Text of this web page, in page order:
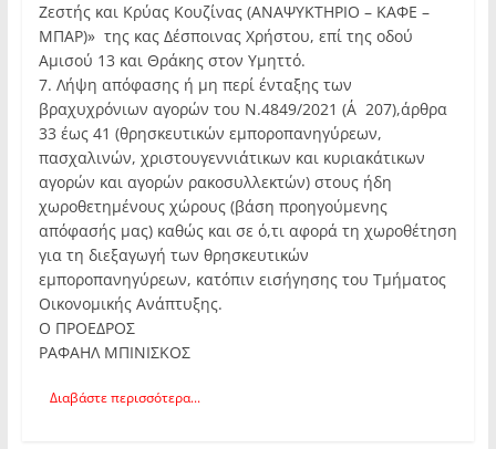
Ζεστής και Κρύας Κουζίνας (ΑΝΑΨΥΚΤΗΡΙΟ – ΚΑΦΕ –
ΜΠΑΡ)» της κας Δέσποινας Χρήστου, επί της οδού
Αμισού 13 και Θράκης στον Υμηττό.
7. Λήψη απόφασης ή μη περί ένταξης των
βραχυχρόνιων αγορών του Ν.4849/2021 (Α΄207),άρθρα
33 έως 41 (θρησκευτικών εμποροπανηγύρεων,
πασχαλινών, χριστουγεννιάτικων και κυριακάτικων
αγορών και αγορών ρακοσυλλεκτών) στους ήδη
χωροθετημένους χώρους (βάση προηγούμενης
απόφασής μας) καθώς και σε ό,τι αφορά τη χωροθέτηση
για τη διεξαγωγή των θρησκευτικών
εμποροπανηγύρεων, κατόπιν εισήγησης του Τμήματος
Οικονομικής Ανάπτυξης.
Ο ΠΡΟΕΔΡΟΣ
ΡΑΦΑΗΛ ΜΠΙΝΙΣΚΟΣ
Διαβάστε περισσότερα...